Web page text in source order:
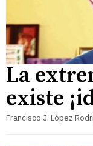
La
existe
Francisco J. López